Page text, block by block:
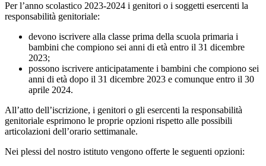
Per l’anno scolastico 2023-2024 i genitori o i soggetti esercenti la
responsabilità genitoriale:
devono iscrivere alla classe prima della scuola primaria i
bambini che compiono sei anni di età entro il 31 dicembre
2023;
possono iscrivere anticipatamente i bambini che compiono sei
anni di età dopo il 31 dicembre 2023 e comunque entro il 30
aprile 2024.
All’atto dell’iscrizione, i genitori o gli esercenti la responsabilità
genitoriale esprimono le proprie opzioni rispetto alle possibili
articolazioni dell’orario settimanale.
Nei plessi del nostro istituto vengono offerte le seguenti opzioni: